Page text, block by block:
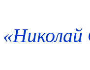
«Николай